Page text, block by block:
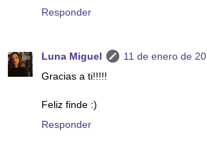
Responder
Luna Miguel
11 de enero de
Gracias a ti!!!!!
Feliz finde :)
Responder